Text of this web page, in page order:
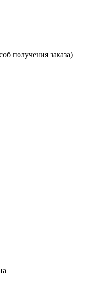
получения заказа)